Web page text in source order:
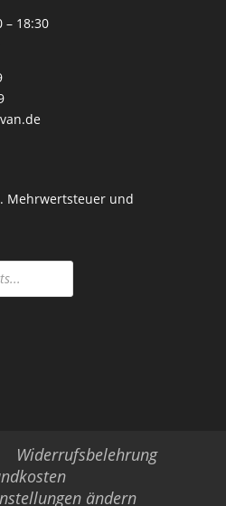
– 18:30
Mehrwertsteuer und
Widerrufsbelehrung
ändern